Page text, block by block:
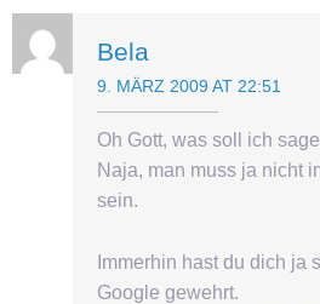
Bela
9. MÄRZ 2009 AT 22:51
Oh Gott, was soll ich
Naja, man muss ja nicht
sein.
Immerhin hast du dich ja
Google gewehrt.